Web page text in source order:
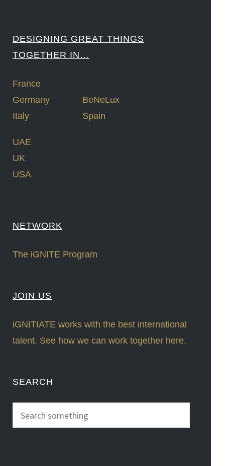
DESIGNING GREAT THINGS
TOGETHER IN…
France
Germany
Italy
BeNeLux
Spain
UAE
UK
USA
NETWORK
The iGNITE Program
JOIN US
iGNITIATE works with the best international
talent. See how we can work together here.
SEARCH